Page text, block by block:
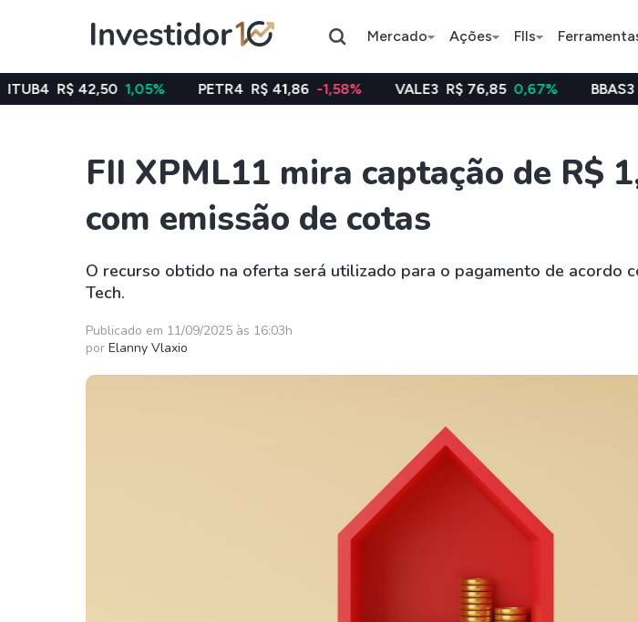
Mercado Ações FIIs
Assuntos do momento
Índice
Ibovespa
Commodity
Petróleo
Ações
Taesa
Itausa
XPML11
GOLD11
XINA11
1,05% PETR4 R$ 41,86 -1,58% VALE3 R$ 76,85 0,67% BBAS3 R$ 21,07
FII XPML11 mira captação de R$
com emissão de cotas
O recurso obtido na oferta será utilizado para o pagamento de acordo
Tech.
Publicado em 11/09/2025 às 16:03h
por Elanny Vlaxio